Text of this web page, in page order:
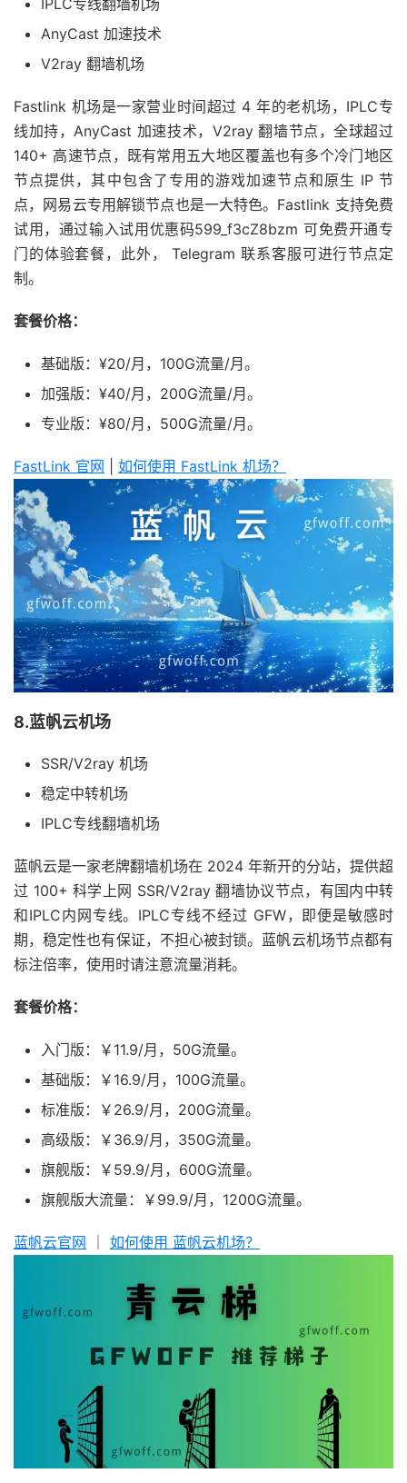
IPLC专线翻墙机场
AnyCast 加速技术
V2ray 翻墙机场
Fastlink 机场是一家营业时间超过 4 年的老机场，IPLC专
线加持，AnyCast 加速技术，V2ray 翻墙节点，全球超过
140+ 高速节点，既有常用五大地区覆盖也有多个冷门地区
节点提供，其中包含了专用的游戏加速节点和原生 IP 节
点，网易云专用解锁节点也是一大特色。Fastlink 支持免费
试用，通过输入试用优惠码599_f3cZ8bzm 可免费开通专
门的体验套餐，此外， Telegram 联系客服可进行节点定
制。
套餐价格：
基础版：¥20/月，100G流量/月。
加强版：¥40/月，200G流量/月。
专业版：¥80/月，500G流量/月。
FastLink 官网 如何使用 FastLink 机场？
8.蓝帆云机场
SSR/V2ray 机场
稳定中转机场
IPLC专线翻墙机场
蓝帆云是一家老牌翻墙机场在 2024 年新开的分站，提供超
过 100+ 科学上网 SSR/V2ray 翻墙协议节点，有国内中转
和IPLC内网专线。IPLC专线不经过 GFW，即便是敏感时
期，稳定性也有保证，不担心被封锁。蓝帆云机场节点都有
标注倍率，使用时请注意流量消耗。
套餐价格：
入门版：￥11.9/月，50G流量。
基础版：￥16.9/月，100G流量。
标准版：￥26.9/月，200G流量。
高级版：￥36.9/月，350G流量。
旗舰版：￥59.9/月，600G流量。
旗舰版大流量：￥99.9/月，1200G流量。
蓝帆云官网 如何使用 蓝帆云机场？